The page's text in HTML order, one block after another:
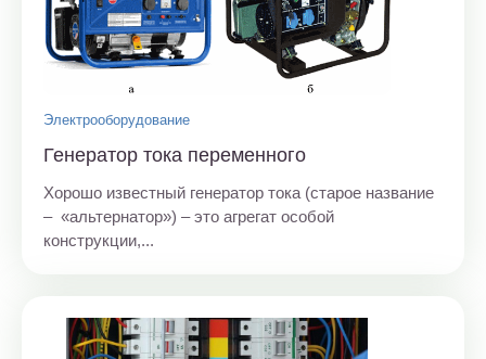
Электрооборудование
Генератор тока переменного
Хорошо известный генератор тока (старое название
– «альтернатор») – это агрегат особой
конструкции,...